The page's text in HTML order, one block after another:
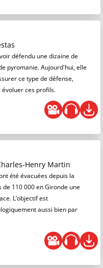
défendu une dizaine de
pyromanie. Aujourd'hui, elle
ce type de défense,
ces profils.
Henry Martin
été évacuées depuis la
110 000 en Gironde une
L’objectif est
aussi bien par